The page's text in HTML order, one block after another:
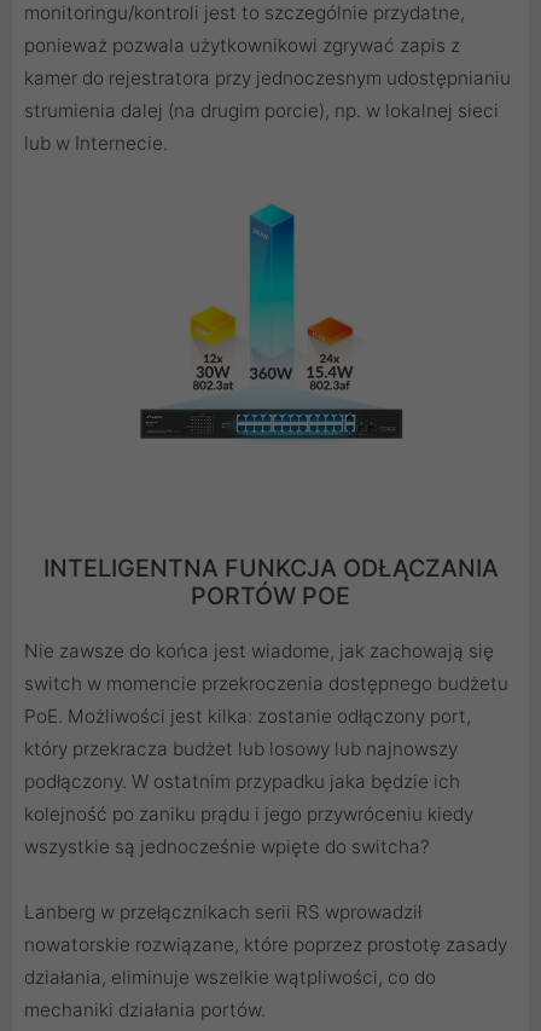
monitoringu/kontroli jest to szczególnie przydatne,
ponieważ pozwala użytkownikowi zgrywać zapis z
kamer do rejestratora przy jednoczesnym udostępnianiu
strumienia dalej (na drugim porcie), np. w lokalnej sieci
lub w Internecie.
INTELIGENTNA FUNKCJA ODŁĄCZANIA
PORTÓW POE
Nie zawsze do końca jest wiadome, jak zachowają się
switch w momencie przekroczenia dostępnego budżetu
PoE. Możliwości jest kilka: zostanie odłączony port,
który przekracza budżet lub losowy lub najnowszy
podłączony. W ostatnim przypadku jaka będzie ich
kolejność po zaniku prądu i jego przywróceniu kiedy
wszystkie są jednocześnie wpięte do switcha?
Lanberg w przełącznikach serii RS wprowadził
nowatorskie rozwiązane, które poprzez prostotę zasady
działania, eliminuje wszelkie wątpliwości, co do
mechaniki działania portów.